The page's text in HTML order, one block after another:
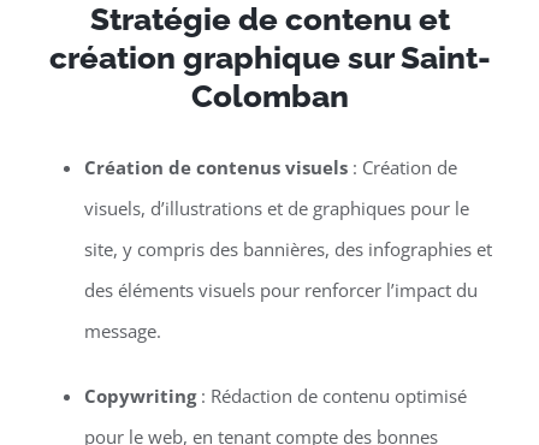
Stratégie de contenu et
création graphique sur Saint-
Colomban
Création de contenus visuels: Création de
visuels, d’illustrations et de graphiques pour le
site, y compris des bannières, des infographies et
des éléments visuels pour renforcer l’impact du
message.
Copywriting: Rédaction de contenu optimisé
pour le web, en tenant compte des bonnes